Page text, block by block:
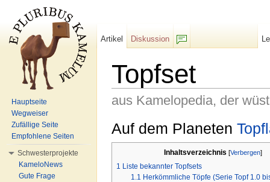
Topfset
aus Kamelopedia, der
Auf dem Planeten
Inhaltsverzeichnis [Verbergen]
1 Liste bekannter Topfsets
1.1 Herkömmliche Töpfe (Serie Topf 1.0
Artikel
Diskussion
Hauptseite
Wegweiser
Zufällige Seite
Empfohlene Seiten
Schwesterprojekte
KameloNews
Gute Frage